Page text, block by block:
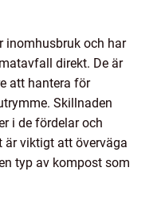
inomhusbruk och har
direkt. De är
att hantera för
Skillnaden
i de fördelar och
är viktigt att överväga
typ av kompost som